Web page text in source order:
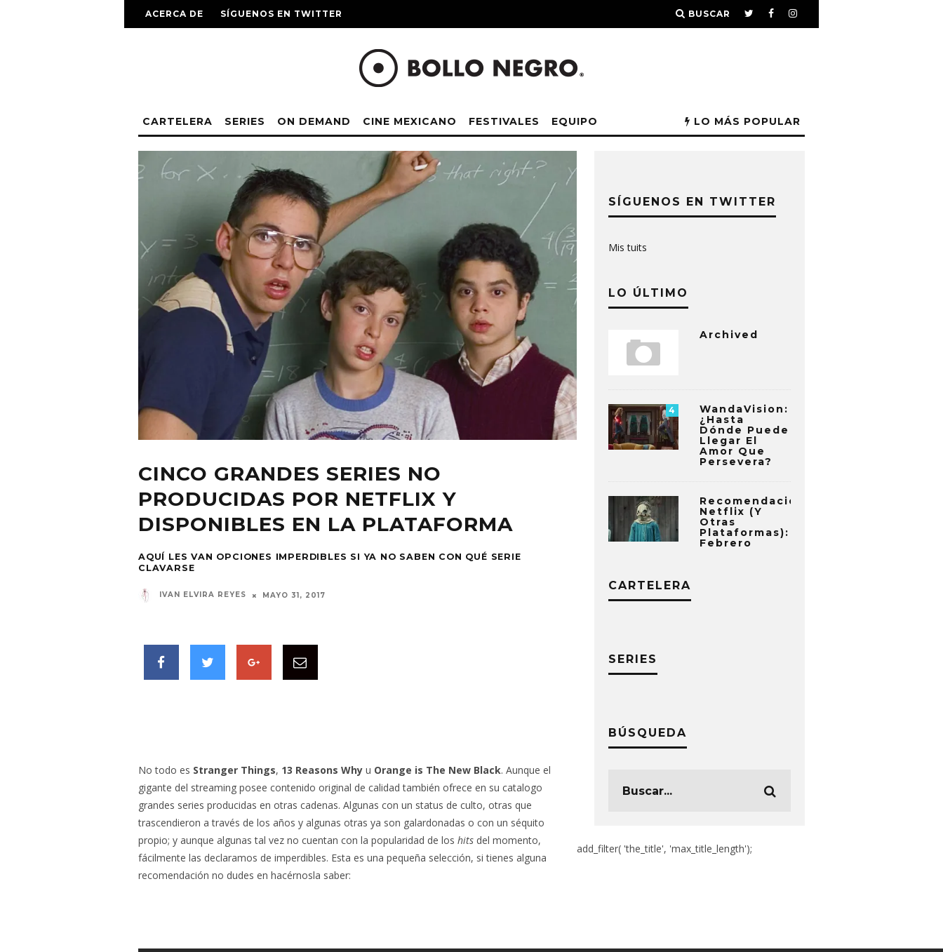
ACERCA DE SÍGUENOS EN TWITTER BUSCAR
CARTELERA SERIES ON DEMAND CINE MEXICANO FESTIVALES EQUIPO LO MÁS POPULAR
CINCO GRANDES SERIES NO
PRODUCIDAS POR NETFLIX Y
DISPONIBLES EN LA PLATAFORMA
AQUÍ LES VAN OPCIONES IMPERDIBLES SI YA NO SABEN CON QUÉ SERIE
CLAVARSE
IVAN ELVIRA REYES MAYO 31, 2017
No todo es Stranger Things, 13 Reasons Why u Orange is The New Black. Aunque el
gigante del streaming posee contenido original de calidad también ofrece en su catalogo
grandes series producidas en otras cadenas. Algunas con un status de culto, otras que
trascendieron a través de los años y algunas otras ya son galardonadas o con un séquito
propio; y aunque algunas tal vez no cuentan con la popularidad de los hits del momento,
fácilmente las declaramos de imperdibles. Esta es una pequeña selección, si tienes alguna
recomendación no dudes en hacérnosla saber:
SÍGUENOS EN TWITTER
Mis tuits
LO ÚLTIMO
Archived
4
WandaVision:
¿Hasta
Dónde Puede
Llegar El
Amor Que
Persevera?
Recomendaciones
Netflix (y
Otras
Plataformas):
Febrero
CARTELERA
SERIES
BÚSQUEDA
add_filter( 'the_title', 'max_title_length');